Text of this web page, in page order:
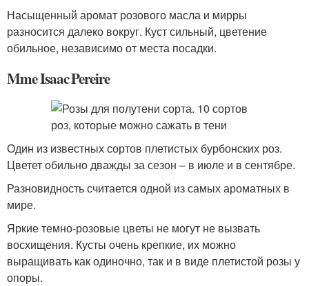
Насыщенный аромат розового масла и мирры
разносится далеко вокруг. Куст сильный, цветение
обильное, независимо от места посадки.
Mme Isaac Pereire
Один из известных сортов плетистых бурбонских роз.
Цветет обильно дважды за сезон – в июле и в сентябре.
Разновидность считается одной из самых ароматных в
мире.
Яркие темно-розовые цветы не могут не вызвать
восхищения. Кусты очень крепкие, их можно
выращивать как одиночно, так и в виде плетистой розы у
опоры.